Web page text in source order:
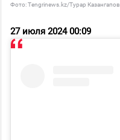
27 июля 2024 00:09
Фото: Tengrinews.kz/Турар Казангапов